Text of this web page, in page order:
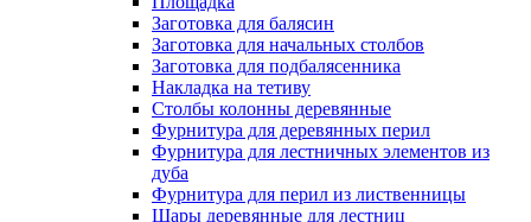
Заготовка для балясин
Заготовка для начальных столбов
Заготовка для подбалясенника
Накладка на тетиву
Столбы колонны деревянные
Фурнитура для деревянных перил
Фурнитура для лестничных элементов из
дуба
Фурнитура для перил из лиственницы
Шары деревянные для лестниц